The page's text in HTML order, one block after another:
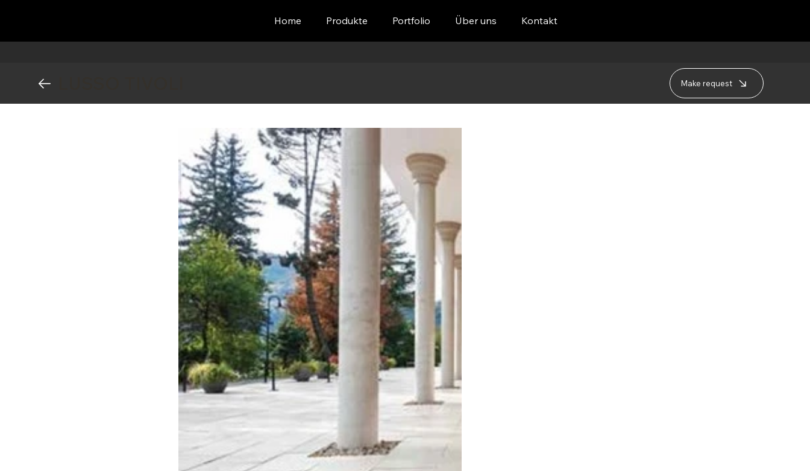
Home Produkte Portfolio Über uns Kontakt
Make request